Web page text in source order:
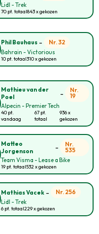
Lidl - Trek
70 pt. totaal843 x gekozen
Phil Bauhaus-
Nr. 32
Bahrain - Victorious
10 pt. totaal310 x gekozen
Mathieu van der
Poel
-
Nr.
19
Alpecin - Premier Tech
40 pt.
vandaag
67 pt.
totaal
936 x
gekozen
Matteo
Jorgenson
-
Nr.
535
Team Visma - Lease a Bike
19 pt. totaal532 x gekozen
Mathias Vacek-
Nr. 256
Lidl - Trek
6 pt. totaal229 x gekozen